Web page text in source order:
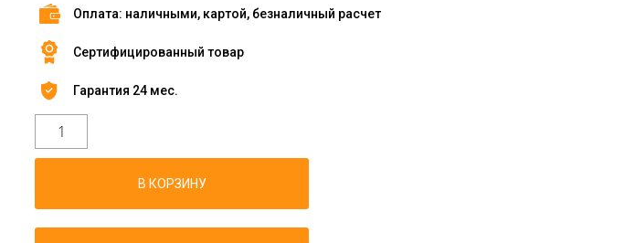
Оплата: наличными, картой, безналичный расчет
Сертифицированный товар
Гарантия 24 мес.
В КОРЗИНУ